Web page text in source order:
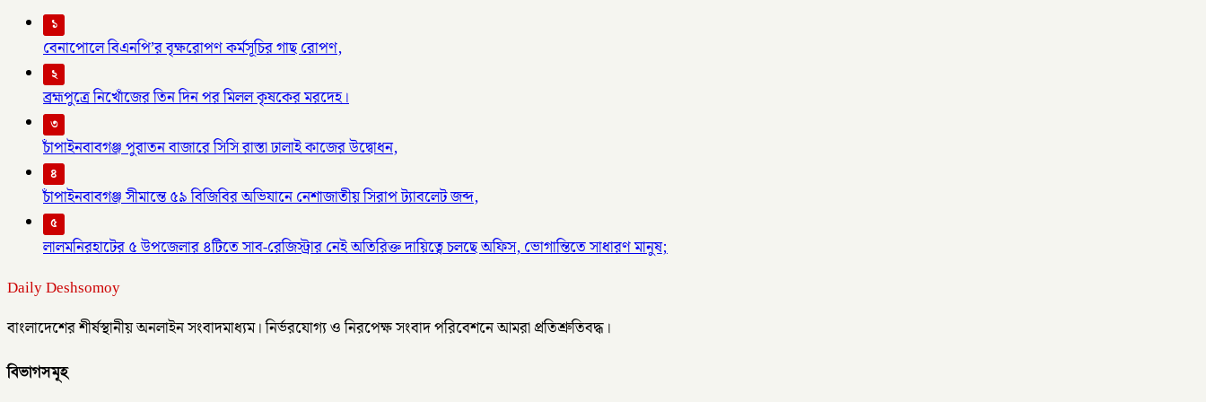
১
বেনাপোলে বিএনপি’র বৃক্ষরোপণ কর্মসূচির গাছ রোপণ,
২
ব্রহ্মপুত্রে নিখোঁজের তিন দিন পর মিলল কৃষকের মরদেহ।
৩
চাঁপাইনবাবগঞ্জ পুরাতন বাজারে সিসি রাস্তা ঢালাই কাজের উদ্বোধন,
৪
চাঁপাইনবাবগঞ্জ সীমান্তে ৫৯ বিজিবির অভিযানে নেশাজাতীয় সিরাপ ট্যাবলেট জব্দ,
৫
লালমনিরহাটের ৫ উপজেলার ৪টিতে সাব-রেজিস্ট্রার নেই অতিরিক্ত দায়িত্বে চলছে অফিস, ভোগান্তিতে সাধারণ মানুষ;
Daily Deshsomoy
বাংলাদেশের শীর্ষস্থানীয় অনলাইন সংবাদমাধ্যম। নির্ভরযোগ্য ও নিরপেক্ষ সংবাদ পরিবেশনে আমরা প্রতিশ্রুতিবদ্ধ।
বিভাগসমূহ